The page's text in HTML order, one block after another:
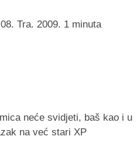
08. Tra. 2009. 1 minuta